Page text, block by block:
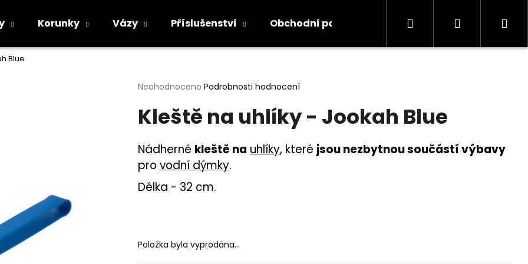
Korunky Vázy Příslušenství Obchodní podmínky Kontakty Informace
Hledat Přihlášení
Blue
Průměrné
produktu
je
z
5
hvězdiček.
Neohodnoceno Podrobnosti hodnocení
Kleště na uhlíky - Jookah Blue
Nádherné kleště na uhlíky, které jsou nezbytnou součástí výbavy
pro vodní dýmky.
Délka - 32 cm.
Položka byla vyprodána…
Co potřebujete najít?
HLEDAT